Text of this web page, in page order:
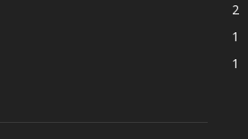
2
1
1